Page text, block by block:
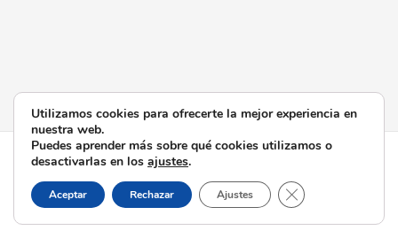
Todos los derechos © 2026 Esperanza de Triana | Funciona
gracias aTema Astra para WordPress
Utilizamos cookies para ofrecerte la mejor experiencia en
nuestra web.
Puedes aprender más sobre qué cookies utilizamos o
desactivarlas en los ajustes.
Aceptar Rechazar Ajustes Cerrar el banner